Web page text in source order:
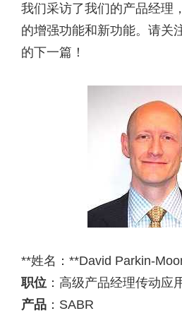
我们采访了我们的产品经理
的增强功能和新功能。请关
的下一篇！
**姓名：**David Parkin-
职位 ：高级产品经理传动应
产品 ：SABR